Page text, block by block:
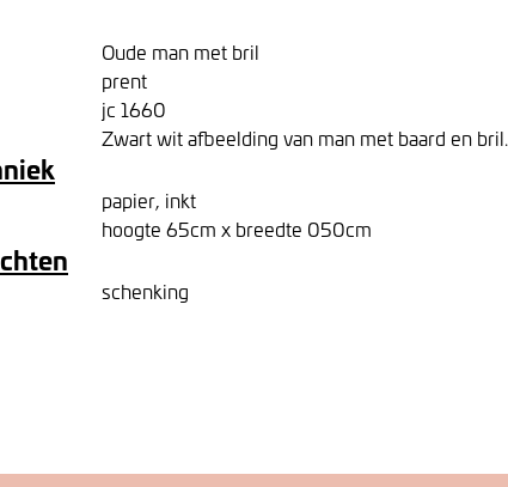
Oude man met bril
prent
jc 1660
Zwart wit afbeelding van man met baard en bril.
papier, inkt
hoogte 65cm x breedte 050cm
schenking